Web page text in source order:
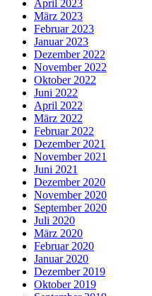
April 2023
März 2023
Februar 2023
Januar 2023
Dezember 2022
November 2022
Oktober 2022
Juni 2022
April 2022
März 2022
Februar 2022
Dezember 2021
November 2021
Juni 2021
Dezember 2020
November 2020
September 2020
Juli 2020
März 2020
Februar 2020
Januar 2020
Dezember 2019
Oktober 2019